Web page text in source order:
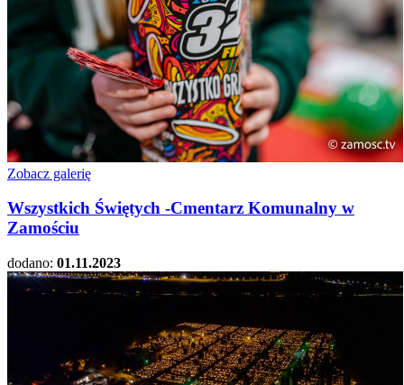
Zobacz galerię
Wszystkich Świętych -Cmentarz Komunalny w
Zamościu
dodano: 01.11.2023